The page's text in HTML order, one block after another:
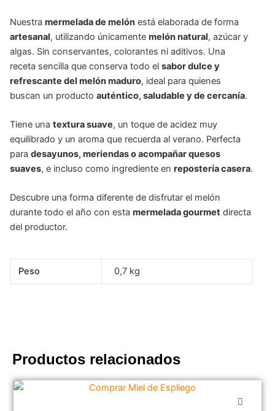
Nuestra mermelada de melón está elaborada de forma
artesanal, utilizando únicamente melón natural, azúcar y
algas. Sin conservantes, colorantes ni aditivos. Una
receta sencilla que conserva todo el sabor dulce y
refrescante del melón maduro, ideal para quienes
buscan un producto auténtico, saludable y de cercanía.
Tiene una textura suave, un toque de acidez muy
equilibrado y un aroma que recuerda al verano. Perfecta
para desayunos, meriendas o acompañar quesos
suaves, e incluso como ingrediente en repostería casera.
Descubre una forma diferente de disfrutar el melón
durante todo el año con esta mermelada gourmet directa
del productor.
Peso 0,7 kg
Productos relacionados